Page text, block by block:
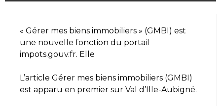
« Gérer mes biens immobiliers » (GMBI) est
une nouvelle fonction du portail
impots.gouv.fr. Elle
L’article Gérer mes biens immobiliers (GMBI)
est apparu en premier sur Val d’Ille-Aubigné.